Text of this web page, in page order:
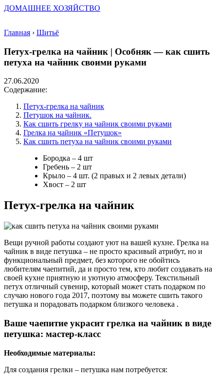
ДОМАШНЕЕ ХОЗЯЙСТВО
Главная › Шитьё
Петух-грелка на чайник | Особняк — как сшить
петуха на чайник своими руками
27.06.2020
Содержание:
Петух-грелка на чайник
Петушок на чайник.
Как сшить грелку на чайник своими руками
Грелка на чайник «Петушок»
Как сшить петуха на чайник своими руками
Бородка – 4 шт
Гребень – 2 шт
Крыло – 4 шт. (2 правых и 2 левых детали)
Хвост – 2 шт
Петух-грелка на чайник
Вещи ручной работы создают уют на вашей кухне. Грелка на
чайник в виде петушка – не просто красивый атрибут, но и
функциональный предмет, без которого не обойтись
любителям чаепитий, да и просто тем, кто любит создавать на
своей кухне приятную и уютную атмосферу. Текстильный
петух отличный сувенир, который может стать подарком по
случаю нового года 2017, поэтому вы можете сшить такого
петушка и порадовать подарком близкого человека .
Ваше чаепитие украсит грелка на чайник в виде
петушка: мастер-класс
Необходимые материалы:
Для создания грелки – петушка нам потребуется: